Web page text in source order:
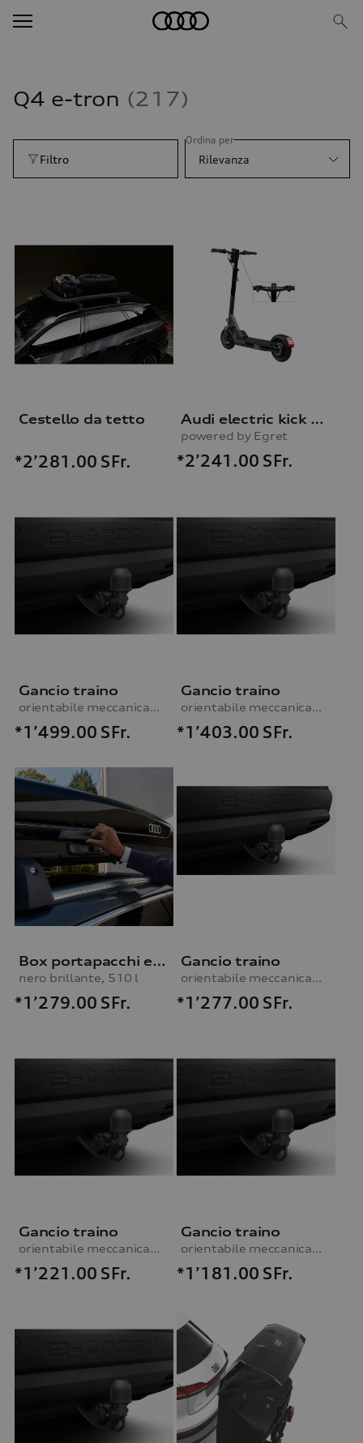
Q4 e-tron 217
Filtro
Ordina per
Rilevanza
Cestello da tetto
*2’281.00 SFr.
Audi electric kick scooter
powered by Egret
*2’241.00 SFr.
Gancio traino
orientabile meccanicamente, incl. kit elettrico, per vetture senza predisposizione per gancio traino
*1’499.00 SFr.
Gancio traino
orientabile meccanicamente, incl. kit elettrico, per vetture senza predisposizione per gancio traino
*1’403.00 SFr.
Box portapacchi e portasci
nero brillante, 510 l
*1’279.00 SFr.
Gancio traino
orientabile meccanicamente, incl. kit elettrico, per vetture senza predisposizione per gancio traino
*1’277.00 SFr.
Gancio traino
orientabile meccanicamente, incl. kit elettrico, per vetture con predisposizione per gancio traino
*1’221.00 SFr.
Gancio traino
orientabile meccanicamente, incl. kit elettrico, per vetture con predisposizione per gancio traino
*1’181.00 SFr.